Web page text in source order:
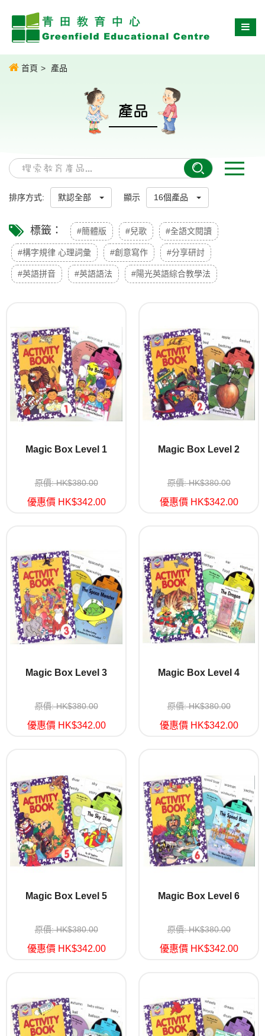
首頁 產品
產品
排序方式: 默認全部 顯示 16個產品
標籤： #簡體版 #兒歌 #全語文閱讀
#構字規律 心理詞彙 #創意寫作 #分享研討
#英語拼音 #英語語法 #陽光英語綜合教學法
Magic Box Level 1
原價: HK$380.00
優惠價 HK$342.00
Magic Box Level 2
原價: HK$380.00
優惠價 HK$342.00
Magic Box Level 3
原價: HK$380.00
優惠價 HK$342.00
Magic Box Level 4
原價: HK$380.00
優惠價 HK$342.00
Magic Box Level 5
原價: HK$380.00
優惠價 HK$342.00
Magic Box Level 6
原價: HK$380.00
優惠價 HK$342.00